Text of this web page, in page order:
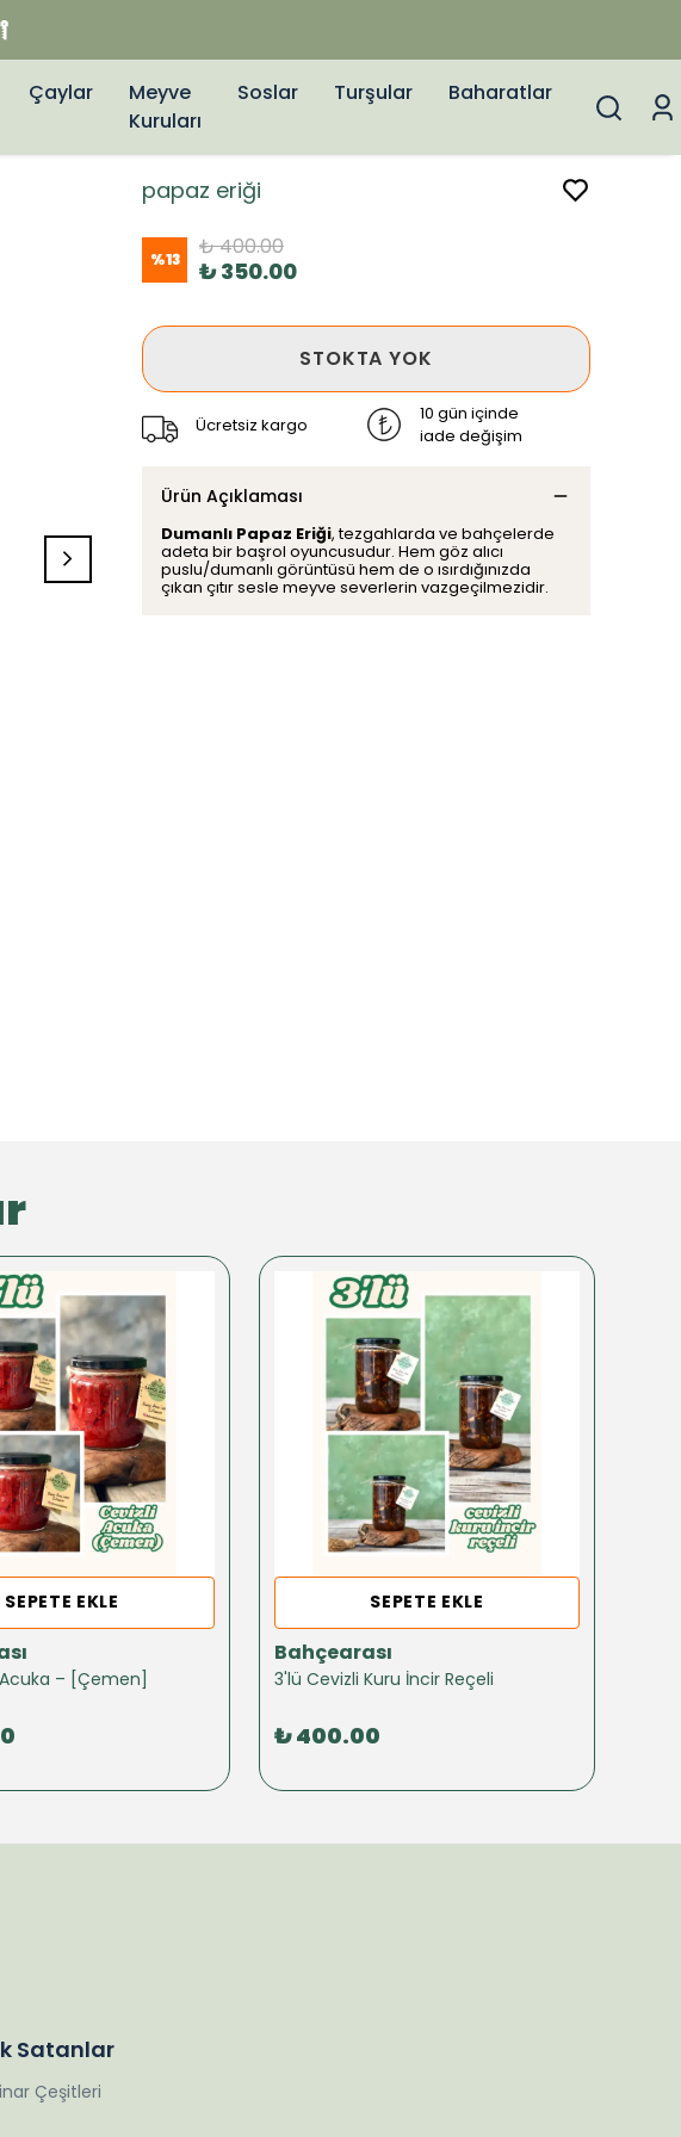
Çaylar
Meyve
Kuruları
Soslar Turşular Baharatlar
papaz eriği
%13 ₺ 400.00
₺ 350.00
STOKTA YOK
Ücretsiz kargo
10 gün içinde
iade değişim
Ürün Açıklaması
Dumanlı Papaz Eriği, tezgahlarda ve bahçelerde
adeta bir başrol oyuncusudur. Hem göz alıcı
puslu/dumanlı görüntüsü hem de o ısırdığınızda
çıkan çıtır sesle meyve severlerin vazgeçilmezidir.
SEPETE EKLE
– [Çemen]
SEPETE EKLE
Bahçearası
3'lü Cevizli Kuru İncir Reçeli
₺ 400.00
Satanlar
Çeşitleri